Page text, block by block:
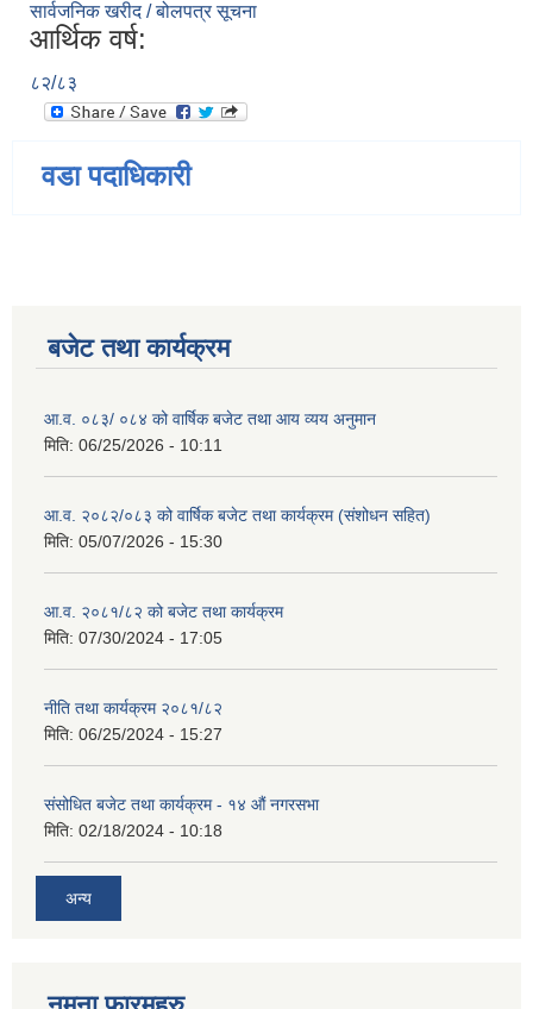
सार्वजनिक खरीद / बोलपत्र सूचना
आर्थिक वर्ष:
८२/८३
वडा पदाधिकारी
बजेट तथा कार्यक्रम
आ.व. ०८३/ ०८४ को वार्षिक बजेट तथा आय व्यय अनुमान
मिति: 06/25/2026 - 10:11
आ.व. २०८२/०८३ को वार्षिक बजेट तथा कार्यक्रम (संशोधन सहित)
मिति: 05/07/2026 - 15:30
आ.व. २०८१/८२ को बजेट तथा कार्यक्रम
मिति: 07/30/2024 - 17:05
नीति तथा कार्यक्रम २०८१/८२
मिति: 06/25/2024 - 15:27
संसोधित बजेट तथा कार्यक्रम - १४ औं नगरसभा
मिति: 02/18/2024 - 10:18
अन्य